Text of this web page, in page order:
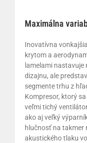
Maximálna
Inovatívna
krytom a
lamelami nastavuje
dizajnu, ale
segmente trhu z
Kompresor, ktorý
veľmi tichý
ako aj veľký
hlučnosť na takmer
akustického tlaku